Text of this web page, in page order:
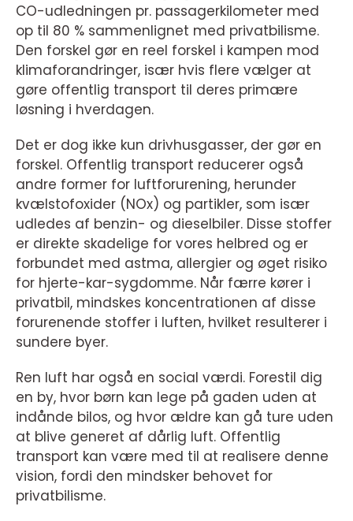
CO-udledningen pr. passagerkilometer med
op til 80 % sammenlignet med privatbilisme.
Den forskel gør en reel forskel i kampen mod
klimaforandringer, især hvis flere vælger at
gøre offentlig transport til deres primære
løsning i hverdagen.
Det er dog ikke kun drivhusgasser, der gør en
forskel. Offentlig transport reducerer også
andre former for luftforurening, herunder
kvælstofoxider (NOx) og partikler, som især
udledes af benzin- og dieselbiler. Disse stoffer
er direkte skadelige for vores helbred og er
forbundet med astma, allergier og øget risiko
for hjerte-kar-sygdomme. Når færre kører i
privatbil, mindskes koncentrationen af disse
forurenende stoffer i luften, hvilket resulterer i
sundere byer.
Ren luft har også en social værdi. Forestil dig
en by, hvor børn kan lege på gaden uden at
indånde bilos, og hvor ældre kan gå ture uden
at blive generet af dårlig luft. Offentlig
transport kan være med til at realisere denne
vision, fordi den mindsker behovet for
privatbilisme.